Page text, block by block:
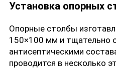
Установка опорных
Опорные столбы
150×100 мм и тщательно
антисептическими
проводится в несколько